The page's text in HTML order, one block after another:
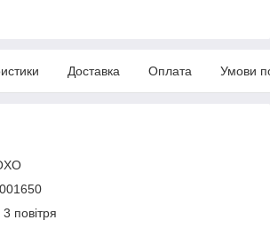
Доставка Оплата Умови
повітря